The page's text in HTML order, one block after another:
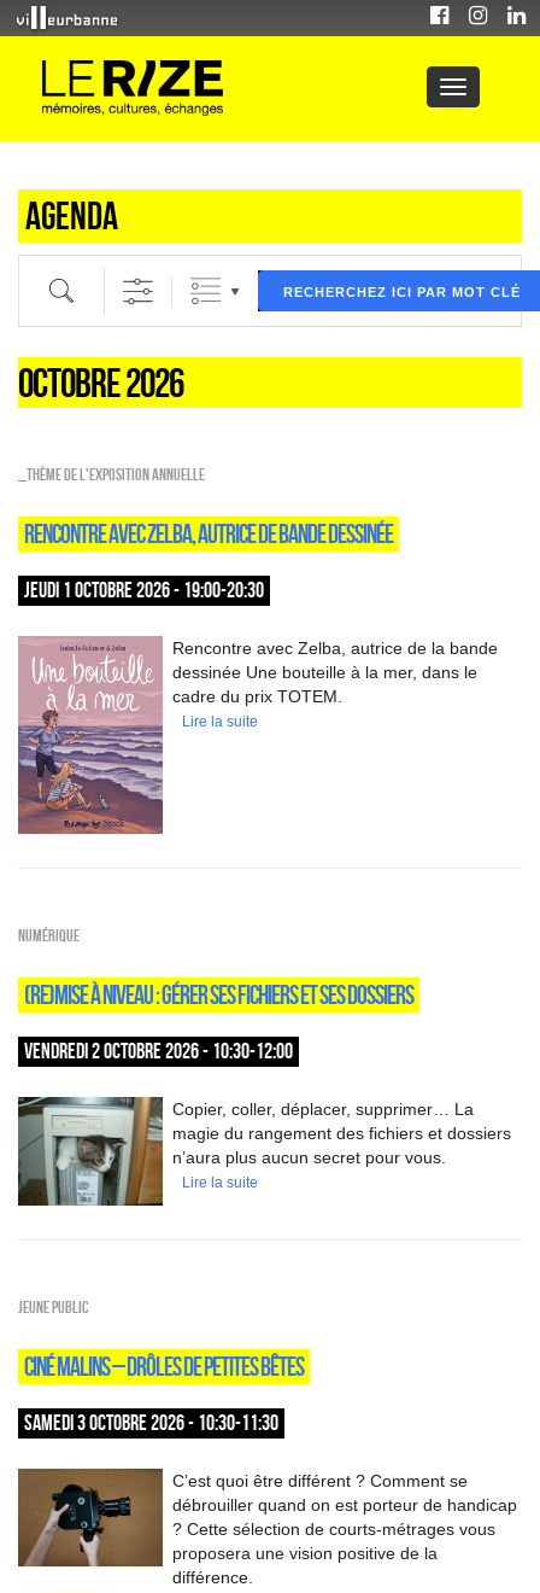
Agenda
Recherche par mot clé (ici) et / ou filtre (ci dessous) puis validez
RECHERCHEZ ICI PAR MOT CLÉ
OCTOBRE 2026
_Thème de l'exposition annuelle
RENCONTRE AVEC ZELBA, AUTRICE DE BANDE DESSINÉE
JEUDI 1 OCTOBRE 2026 - 19:00-20:30
Rencontre avec Zelba, autrice de la bande
dessinée Une bouteille à la mer, dans le
cadre du prix TOTEM.
Lire la suite
Numérique
(RE)MISE À NIVEAU : GÉRER SES FICHIERS ET SES DOSSIERS
VENDREDI 2 OCTOBRE 2026 - 10:30-12:00
Copier, coller, déplacer, supprimer… La
magie du rangement des fichiers et dossiers
n’aura plus aucun secret pour vous.
Lire la suite
Jeune public
CINÉ MALINS – DRÔLES DE PETITES BÊTES
SAMEDI 3 OCTOBRE 2026 - 10:30-11:30
C’est quoi être différent ? Comment se
débrouiller quand on est porteur de handicap
? Cette sélection de courts-métrages vous
proposera une vision positive de la
différence.